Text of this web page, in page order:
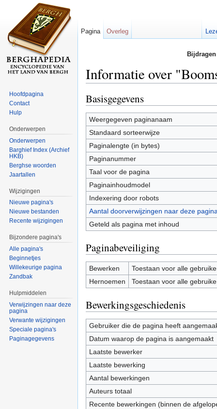
Informatie over
Basisgegevens
Weergegeven paginanaam
Standaard sorteerwijze
Paginalengte (in bytes)
Paginanummer
Taal voor de pagina
Paginainhoudmodel
Indexering door robots
Aantal doorverwijzingen naar deze
Geteld als pagina met inhoud
Paginabeveiliging
Bewerken
Toestaan voor alle
Hernoemen
Toestaan voor alle
Bewerkingsgeschiedenis
Gebruiker die de pagina heeft
Datum waarop de pagina is aangemaakt
Laatste bewerker
Laatste bewerking
Aantal bewerkingen
Auteurs totaal
Recente bewerkingen (binnen de
Pagina Overleg
Hoofdpagina
Contact
Hulp
Onderwerpen
Onderwerpen
Barghief Index (Archief
HKB)
Berghse woorden
Jaartallen
Wijzigingen
Nieuwe pagina's
Nieuwe bestanden
Recente wijzigingen
Bijzondere pagina's
Alle pagina's
Beginnetjes
Willekeurige pagina
Zandbak
Hulpmiddelen
Verwijzingen naar deze
pagina
Verwante wijzigingen
Speciale pagina's
Paginagegevens